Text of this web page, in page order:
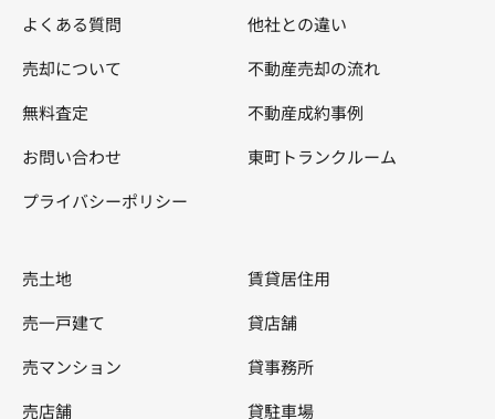
よくある質問
売却について
無料査定
お問い合わせ
プライバシーポリシー
他社との違い
不動産売却の流れ
不動産成約事例
東町トランクルーム
売土地
売一戸建て
売マンション
売店舗
賃貸居住用
貸店舗
貸事務所
貸駐車場